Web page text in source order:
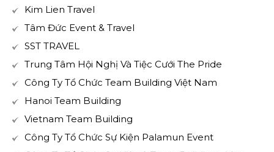
Kim Lien Travel
Tâm Đức Event & Travel
SST TRAVEL
Trung Tâm Hội Nghị Và Tiệc Cưới The Pride
Công Ty Tổ Chức Team Building Việt Nam
Hanoi Team Building
Vietnam Team Building
Công Ty Tổ Chức Sự Kiện Palamun Event